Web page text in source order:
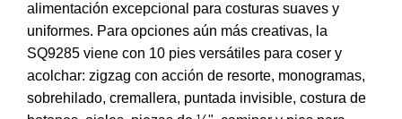
alimentación excepcional para costuras suaves y
uniformes. Para opciones aún más creativas, la
SQ9285 viene con 10 pies versátiles para coser y
acolchar: zigzag con acción de resorte, monogramas,
sobrehilado, cremallera, puntada invisible, costura de